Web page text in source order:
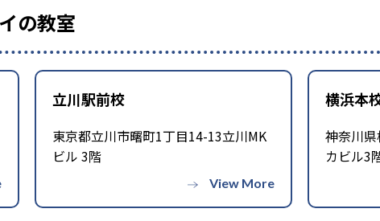
教大学 - 中央大学 - 法政大学 -
ライ・オンライン個別指導塾・トライプラス・トライ式高等学院で指
の教室
立川駅前校
東京都立川市曙町1丁目14-13立川MK
ビル 3階
横浜本
神奈川
カビル3